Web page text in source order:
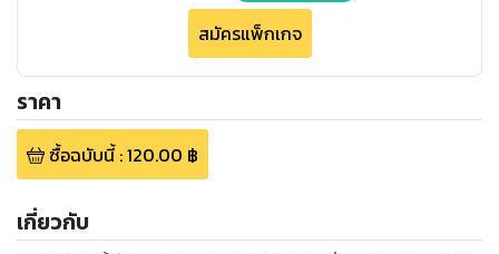
สมัครแพ็กเกจ
ราคา
ซื้อฉบับนี้:120.00 ฿
เกี่ยวกับ